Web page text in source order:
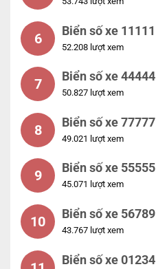
6 Biển số xe 11111
52.208 lượt xem
7 Biển số xe 44444
50.827 lượt xem
8 Biển số xe 77777
49.021 lượt xem
9 Biển số xe 55555
45.071 lượt xem
10 Biển số xe 56789
43.767 lượt xem
Biển số xe 01234